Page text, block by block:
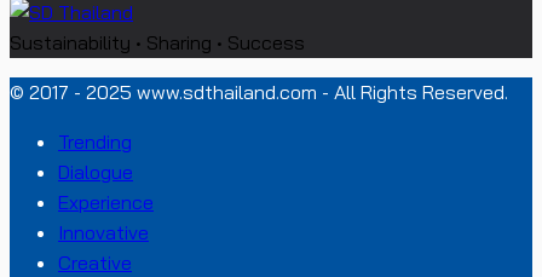
Sustainability • Sharing • Success
© 2017 - 2025 www.sdthailand.com - All Rights Reserved.
Trending
Dialogue
Experience
Innovative
Creative